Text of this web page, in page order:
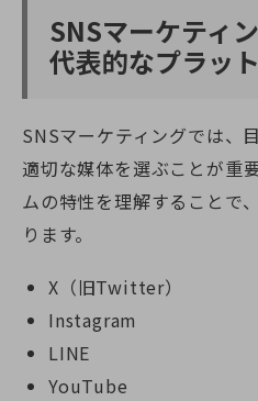
SNSマーケティ
代表的なプラッ
SNSマーケティングでは、
適切な媒体を選ぶことが重
ムの特性を理解することで
ります。
X（旧Twitter）
Instagram
LINE
YouTube